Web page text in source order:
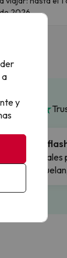
2026.
Ofertas
Precios
Cuando
y